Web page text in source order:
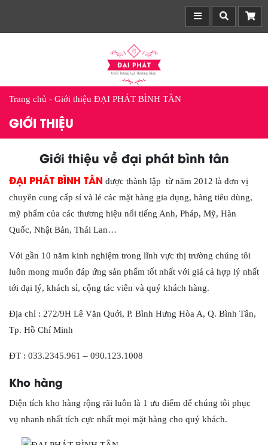
Trang chủ - Giới thiệu ĐẠI PHÁT BÌNH TÂN
GIỚI THIỆU
Giới thiệu về đại phát bình tân
ĐẠI PHÁT BÌNH TÂN được thành lập từ năm 2012 là đơn vị
chuyên cung cấp sỉ và lẻ các mặt hàng gia dụng, hàng tiêu dùng,
mỹ phẩm của các thương hiệu nổi tiếng Anh, Pháp, Mỹ, Hàn
Quốc, Nhật Bản, Thái Lan…
Với gần 10 năm kinh nghiệm trong lĩnh vực thị trường chúng tôi
luôn mong muốn đáp ứng sản phẩm tốt nhất với giá cả hợp lý nhất
tới đại lý, khách sỉ, cộng tác viên và quý khách hàng.
Địa chỉ : 272/9H Lê Văn Quới, P. Bình Hưng Hòa A, Q. Bình Tân,
Tp. Hồ Chí Minh
ĐT : 033.2345.961 – 090.123.1008
Kho hàng
Diện tích kho hàng rộng rãi luôn là 1 ưu điểm để chúng tôi phục
vụ nhanh nhất tích cực nhất mọi mặt hàng cho quý khách.